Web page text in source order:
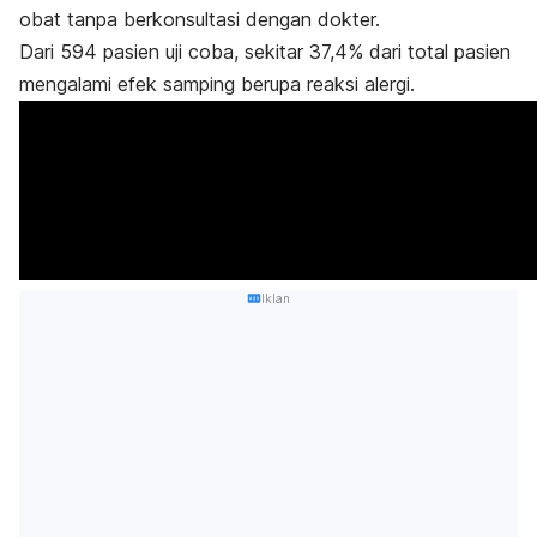
obat tanpa berkonsultasi dengan dokter.
Dari 594 pasien uji coba, sekitar 37,4% dari total pasien
mengalami efek samping berupa reaksi alergi.
Iklan